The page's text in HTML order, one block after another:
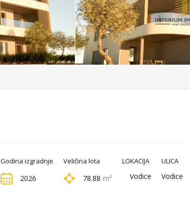
Godina izgradnje
2026
Veličina lota
78.88 m²
LOKACIJA
Vodice
ULICA
Vodice